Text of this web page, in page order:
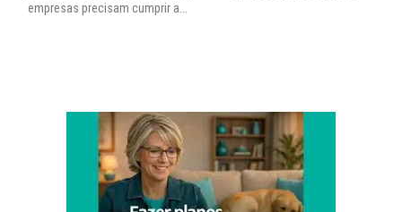
empresas precisam cumprir a...